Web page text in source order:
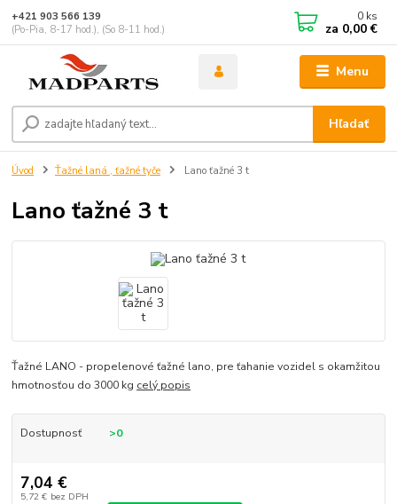
Menu
Hľadať
+421 903 566 139
(Po-Pia, 8-17 hod.), (So 8-11 hod.)
0 ks
za 0,00 €
Úvod Ťažné laná , ťažné tyče Lano ťažné 3 t
Lano ťažné 3 t
Ťažné LANO - propelenové ťažné lano, pre ťahanie vozidel s okamžitou
hmotnosťou do 3000 kg celý popis
Dostupnosť >0
7,04 €
5,72 € bez DPH